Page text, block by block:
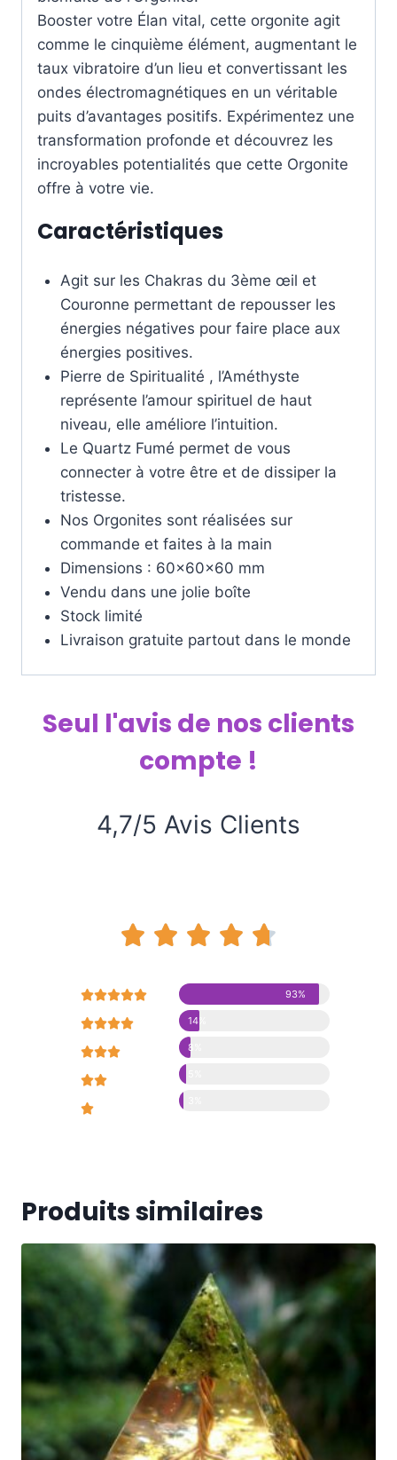
Booster votre Élan vital, cette orgonite agit
comme le cinquième élément, augmentant le
taux vibratoire d’un lieu et convertissant les
ondes électromagnétiques en un véritable
puits d’avantages positifs. Expérimentez une
transformation profonde et découvrez les
incroyables potentialités que cette Orgonite
offre à votre vie.
Caractéristiques
Agit sur les Chakras du 3ème œil et
Couronne permettant de repousser les
énergies négatives pour faire place aux
énergies positives.
Pierre de Spiritualité , l’Améthyste
représente l’amour spirituel de haut
niveau, elle améliore l’intuition.
Le Quartz Fumé permet de vous
connecter à votre être et de dissiper la
tristesse.
Nos Orgonites sont réalisées sur
commande et faites à la main
Dimensions : 60x60x60 mm
Vendu dans une jolie boîte
Stock limité
Livraison gratuite partout dans le monde
Seul l'avis de nos clients
compte !
4,7/5 Avis Clients
    





93%
14%
8%
Produits similaires